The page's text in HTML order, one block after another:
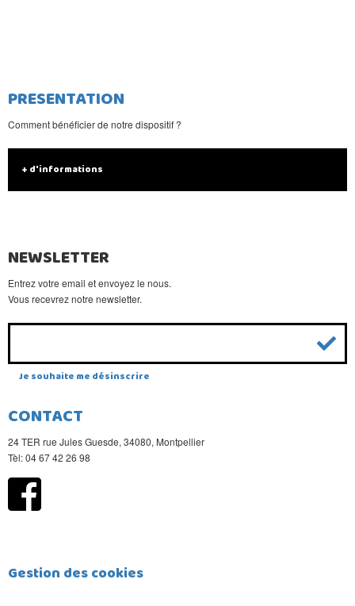
PRESENTATION
Comment bénéficier de notre dispositif ?
+ d'informations
NEWSLETTER
Entrez votre email et envoyez le nous.
Vous recevrez notre newsletter.
Je souhaite me désinscrire
CONTACT
24 TER rue Jules Guesde, 34080, Montpellier
Tèl: 04 67 42 26 98
Gestion des cookies